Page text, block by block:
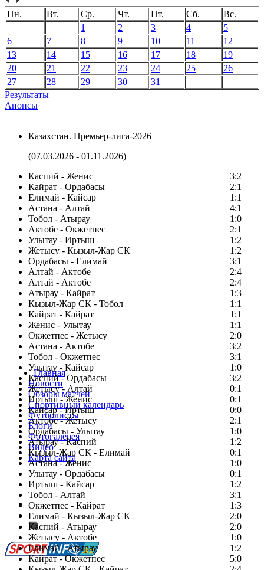
Пн. Вт. Ср. Чт. Пт. Сб.
Вс.
1
2 3 4
5
6
7 8 9 10 11
12
13
14 15 16 17 18
19
20
21 22 23 24 25
26
27
28 29 30
31
Результаты
Анонсы
Казахстан. Премьер-лига-2026
(07.03.2026 - 01.11.2026)
Каспий - Женис
3:2
Кайрат - Ордабасы
2:1
Елимай - Кайсар
1:1
Астана - Алтай
4:1
Тобол - Атырау
1:0
Актобе - Окжетпес
2:1
Улытау - Иртыш
1:2
Жетысу - Кызыл-Жар СК
1:2
Ордабасы - Елимай
3:1
Алтай - Актобе
2:4
Алтай - Актобе
2:4
Атырау - Кайрат
1:3
Кызыл-Жар СК - Тобол
1:1
Кайрат - Кайрат
1:1
Женис - Улытау
1:1
Окжетпес - Жетысу
2:0
Астана - Актобе
3:2
Тобол - Окжетпес
3:1
Улытау - Кайсар
1:0
Каспий - Ордабасы
3:2
Жетысу - Алтай
0:1
Иртыш - Женис
0:1
Кайсар - Иртыш
0:0
Актобе - Жетысу
2:1
Ордабасы - Улытау
1:0
Атырау - Каспий
1:2
Кызыл-Жар СК - Елимай
0:1
Астана - Женис
1:0
Улытау - Ордабасы
0:1
Иртыш - Кайсар
1:2
Тобол - Алтай
3:1
Окжетпес - Кайрат
1:3
Елимай - Кызыл-Жар СК
2:0
Каспий - Атырау
2:0
Жетысу - Актобе
1:0
Елимай - Атырау
1:2
Кайрат - Окжетпес
5:0
Главная
Новости
Обзоры матчей
Спортивный календарь
Футболисты
Блоги
Фотогалерея
Видео
Карта сайта
Есть идея?
Сообщить о мероприятии
Перейти на старый сайт